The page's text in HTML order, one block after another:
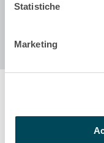
Statistiche
Marketing